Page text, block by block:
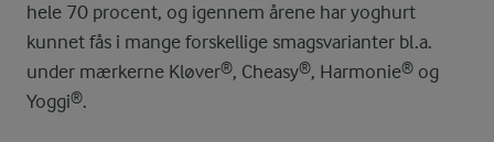
hele 70 procent, og igennem årene har yoghurt
kunnet fås i mange forskellige smagsvarianter bl.a.
under mærkerne Kløver®, Cheasy®, Harmonie® og
Yoggi®.